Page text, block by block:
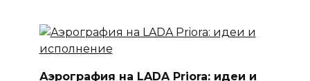
Аэрография на LADA Priora: идеи и